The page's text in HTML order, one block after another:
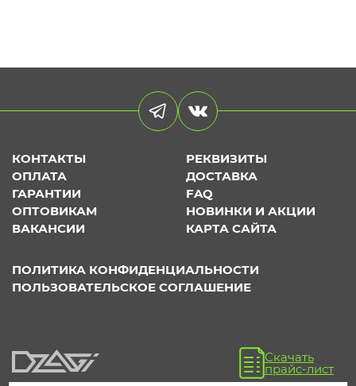
КОНТАКТЫ
РЕКВИЗИТЫ
ОПЛАТА
ДОСТАВКА
ГАРАНТИИ
FAQ
ОПТОВИКАМ
НОВИНКИ И АКЦИИ
ВАКАНСИИ
КАРТА САЙТА
ПОЛИТИКА КОНФИДЕНЦИАЛЬНОСТИ
ПОЛЬЗОВАТЕЛЬСКОЕ СОГЛАШЕНИЕ
Скачать
прайс-лист